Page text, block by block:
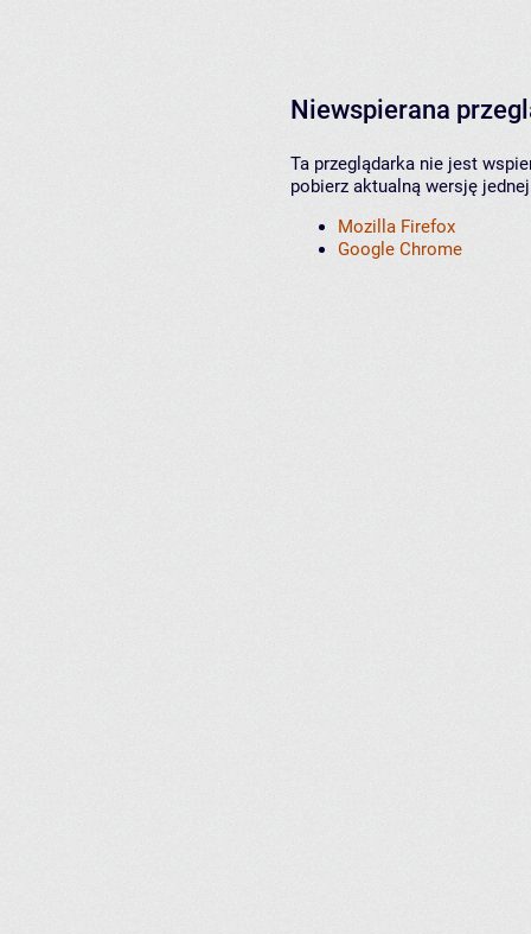
Niewspierana
Ta przeglądarka nie jest
pobierz aktualną wersję
Mozilla Firefox
Google Chrome